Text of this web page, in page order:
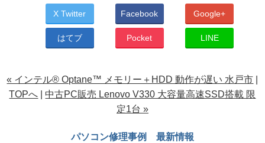
X Twitter Facebook Google+
はてブ Pocket LINE
« インテル® Optane™ メモリー＋HDD 動作が遅い 水戸市
TOPへ
中古PC販売 Lenovo V330 大容量高速SSD搭載 限
定1台 »
パソコン修理事例 最新情報